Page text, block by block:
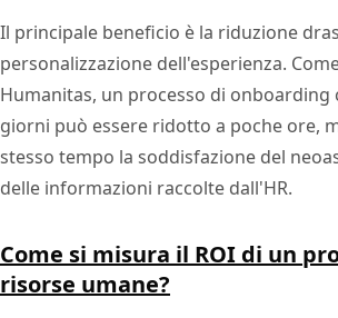
Il principale beneficio è la riduzione
personalizzazione dell'esperienza.
Humanitas, un processo di onboarding
giorni può essere ridotto a poche ore,
stesso tempo la soddisfazione del
delle informazioni raccolte dall'HR.
Come si misura il ROI di un
risorse umane?